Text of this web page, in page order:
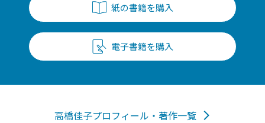
紙の書籍を購入
電子書籍を購入
高橋佳子プロフィール・著作一覧